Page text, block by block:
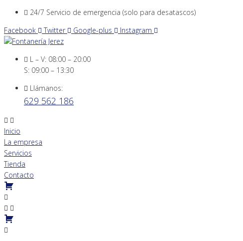
Skip
content
24/7 Servicio de emergencia (solo para desatascos)
Facebook
Twitter Google-plus Instagram
L – V: 08:00 – 20:00
S: 09:00 – 13:30
Llámanos:
629 562 186
Inicio
La empresa
Servicios
Tienda
Contacto